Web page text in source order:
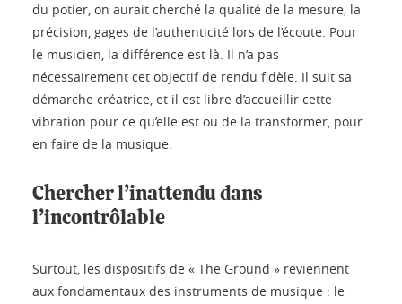
du potier, on aurait cherché la qualité de la mesure, la
précision, gages de l’authenticité lors de l’écoute. Pour
le musicien, la différence est là. Il n’a pas
nécessairement cet objectif de rendu fidèle. Il suit sa
démarche créatrice, et il est libre d’accueillir cette
vibration pour ce qu’elle est ou de la transformer, pour
en faire de la musique.
Chercher l’inattendu dans
l’incontrôlable
Surtout, les dispositifs de « The Ground » reviennent
aux fondamentaux des instruments de musique : le